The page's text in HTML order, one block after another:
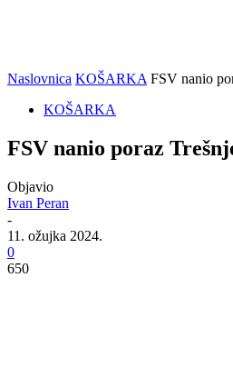
Naslovnica KOŠARKA FSV nanio
KOŠARKA
FSV nanio poraz
Objavio
Ivan Peran
-
11. ožujka 2024.
0
650